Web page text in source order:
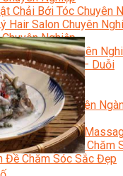
Chải Bới Tóc Chuyên
Hair Salon Chuyên
Nghiệp
Nail Salon Chuyên
Nhuộm – Uốn – Duỗi
Định Cư
Nail Box
Trainer – Chuyên
Mẹ Và Bé
Dưỡng Sinh Và
Online Ngành Chăm
Đề Chăm Sóc Sắc Đẹp